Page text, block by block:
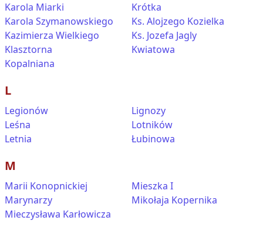
Karola Miarki
Karola Szymanowskiego
Kazimierza Wielkiego
Klasztorna
Kopalniana
Krótka
Ks. Alojzego Kozielka
Ks. Jozefa Jagly
Kwiatowa
L
Legionów
Leśna
Letnia
Lignozy
Lotników
Łubinowa
M
Marii Konopnickiej
Marynarzy
Mieczysława Karłowicza
Mieszka I
Mikołaja Kopernika